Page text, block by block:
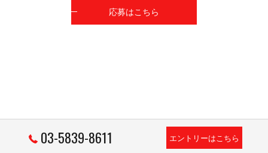
応募はこちら
03-5839-8611 エントリーはこちら